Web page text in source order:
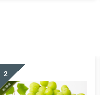
2